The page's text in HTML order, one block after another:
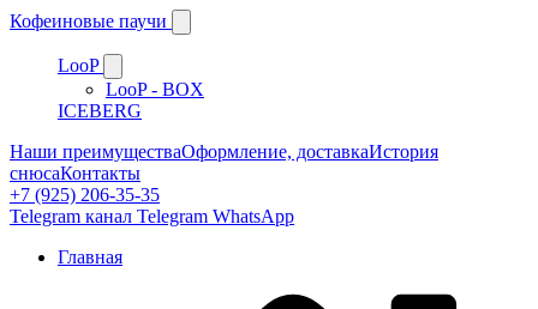
Кофеиновые паучи
LooP
LooP - BOX
ICEBERG
Наши преимуществаОформление, доставкаИстория
снюсаКонтакты
+7 (925) 206-35-35
Telegram канал Telegram WhatsApp
Главная